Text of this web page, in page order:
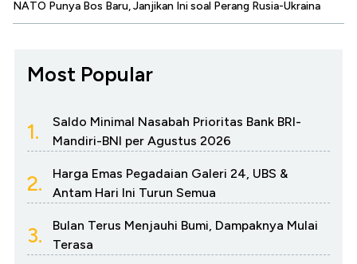
NATO Punya Bos Baru, Janjikan Ini soal Perang Rusia-Ukraina
Most Popular
1.
Saldo Minimal Nasabah Prioritas Bank BRI-
Mandiri-BNI per Agustus 2026
2.
Harga Emas Pegadaian Galeri 24, UBS &
Antam Hari Ini Turun Semua
3.
Bulan Terus Menjauhi Bumi, Dampaknya Mulai
Terasa